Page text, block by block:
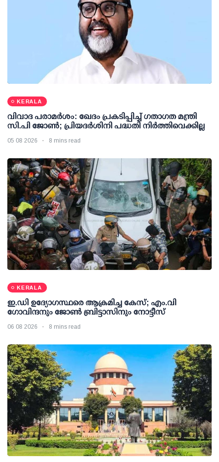
KERALA
വിവാദ പരാമര്‍ശം: ഖേദം പ്രകടിപ്പിച്ച് ഗതാഗത മന്ത്രി
സി.പി ജോണ്‍; പ്രിയദര്‍ശിനി പദ്ധതി നിര്‍ത്തിവെക്കില്ല
05 08 2026 8 mins read
KERALA
ഇ.ഡി ഉദ്യോഗസ്ഥരെ ആക്രമിച്ച കേസ്; എം.വി
ഗോവിന്ദനും ജോണ്‍ ബ്രിട്ടാസിനും നോട്ടീസ്
06 08 2026 8 mins read